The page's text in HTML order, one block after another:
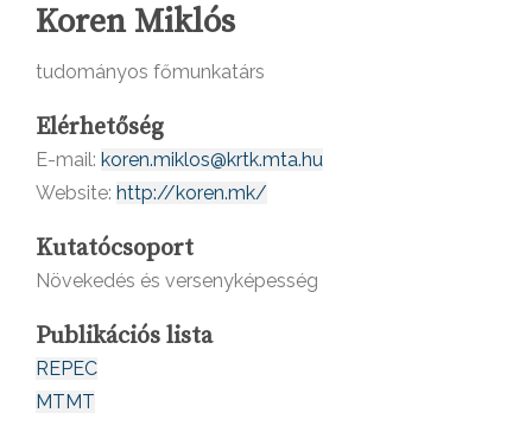
Koren Miklós
tudományos főmunkatárs
Elérhetőség
E-mail: koren.miklos@krtk.mta.hu
Website: http://koren.mk/
Kutatócsoport
Növekedés és versenyképesség
Publikációs lista
REPEC
MTMT